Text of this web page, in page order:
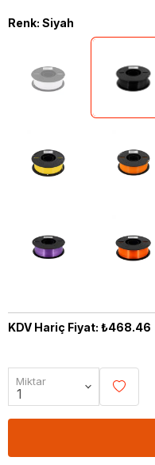
Renk: Siyah
KDV Hariç Fiyat: ₺468.46
Miktar